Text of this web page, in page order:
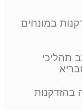
במונחים
תהליכי
בהזדקנות